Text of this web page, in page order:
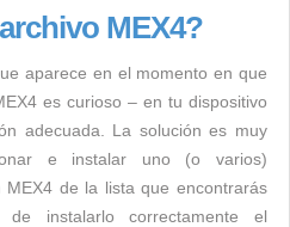
MEX4?
aparece en el momento en que
es curioso – en tu dispositivo
adecuada. La solución es muy
e instalar uno (o varios)
de la lista que encontrarás
instalarlo correctamente el